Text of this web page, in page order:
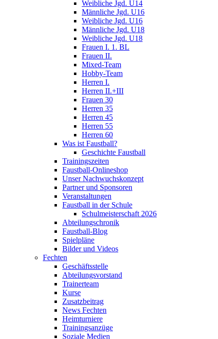
Weibliche Jgd. U14
Männliche Jgd. U16
Weibliche Jgd. U16
Männliche Jgd. U18
Weibliche Jgd. U18
Frauen I. 1. BL
Frauen II.
Mixed-Team
Hobby-Team
Herren I.
Herren II.+III
Frauen 30
Herren 35
Herren 45
Herren 55
Herren 60
Was ist Faustball?
Geschichte Faustball
Trainingszeiten
Faustball-Onlineshop
Unser Nachwuchskonzept
Partner und Sponsoren
Veranstaltungen
Faustball in der Schule
Schulmeisterschaft 2026
Abteilungschronik
Faustball-Blog
Spielpläne
Bilder und Videos
Fechten
Geschäftsstelle
Abteilungsvorstand
Trainerteam
Kurse
Zusatzbeitrag
News Fechten
Heimturniere
Trainingsanzüge
Soziale Medien